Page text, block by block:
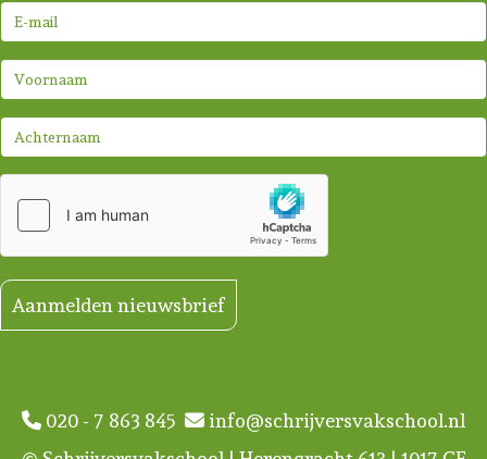
Aanmelden nieuwsbrief
020 - 7 863 845
info@schrijversvakschool.nl